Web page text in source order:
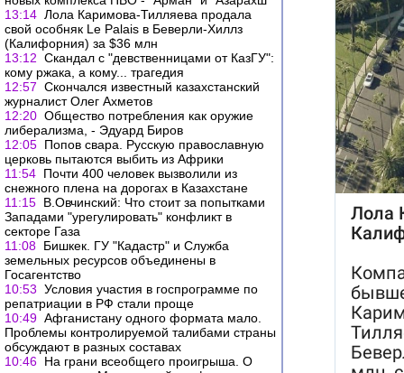
13:14 Лола Каримова-Тилляева продала
свой особняк Le Palais в Беверли-Хиллз
(Калифорния) за $36 млн
13:12 Скандал с "девственницами от КазГУ":
кому ржака, а кому... трагедия
12:57 Скончался известный казахстанский
журналист Олег Ахметов
12:20 Общество потребления как оружие
либерализма, - Эдуард Биров
12:05 Попов свара. Русскую православную
церковь пытаются выбить из Африки
11:54 Почти 400 человек вызволили из
снежного плена на дорогах в Казахстане
11:15 В.Овчинский: Что стоит за попытками
Западами "урегулировать" конфликт в
секторе Газа
11:08 Бишкек. ГУ "Кадастр" и Служба
земельных ресурсов объединены в
Госагентство
10:53 Условия участия в госпрограмме по
репатриации в РФ стали проще
10:49 Афганистану одного формата мало.
Проблемы контролируемой талибами страны
обсуждают в разных составах
10:46 На грани всеобщего проигрыша. О